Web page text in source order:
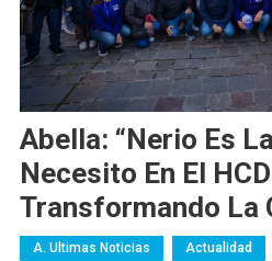
Abella: “Nerio Es
Necesito En El
Transformando La
A. Ultimas Noticias Actualidad